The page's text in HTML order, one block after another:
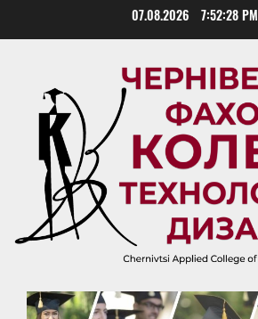
07.08.2026 7:52:29 PM